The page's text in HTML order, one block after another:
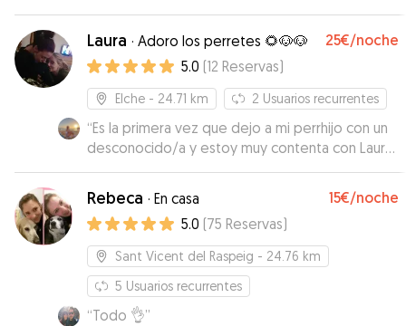
y respetando todas las indicaciones que
necesitaba Pikachu. No esperábamos
encontrarnos las instalaciones tan preparadas
para nuestro perro que tenía Marcela para que
pase un día de lo más entretenido. Volveremos
a confíar en ella para futuras veces sin duda!!”
Laura · Adoro los perretes 🌻🐶🐶 25€/noche
5.0 (12 Reservas)
Elche - 24.71 km 2 Usuarios recurrentes
“Es la primera vez que dejo a mi perrhijo con un
desconocido/a y estoy muy contenta con Laura.
Muy simpática, puntual y atenta, me ha
transmitodo confianza en todo momento.
Repetiría sin duda.
Rebeca · En casa 15€/noche
5.0 (75 Reservas)
Sant Vicent del Raspeig - 24.76 km
5 Usuarios recurrentes
“Todo 👌”